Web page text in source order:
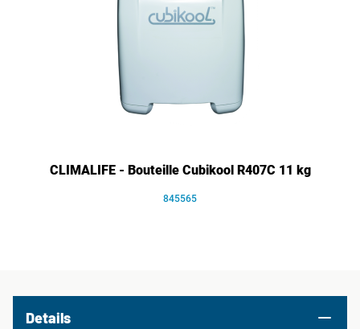
CLIMALIFE - Bouteille Cubikool R407C 11 kg
845565
Details